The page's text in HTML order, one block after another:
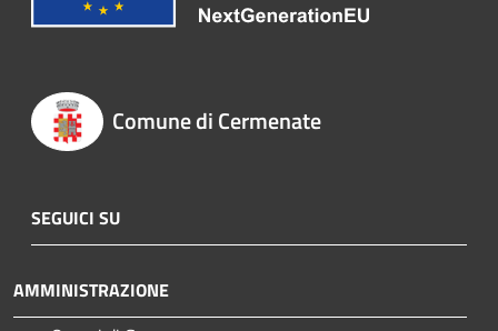
Comune di Cermenate
SEGUICI SU
AMMINISTRAZIONE